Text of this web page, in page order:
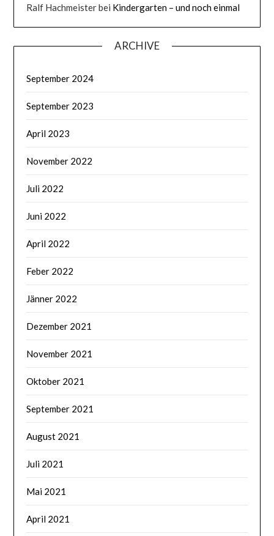
Ralf Hachmeisterbei Kindergarten – und noch einmal
ARCHIVE
September 2024
September 2023
April 2023
November 2022
Juli 2022
Juni 2022
April 2022
Feber 2022
Jänner 2022
Dezember 2021
November 2021
Oktober 2021
September 2021
August 2021
Juli 2021
Mai 2021
April 2021